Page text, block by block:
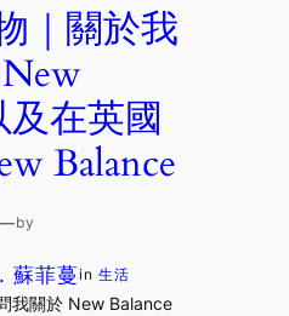
｜關於我
及在英國
Balance
by
蘇菲蔓in生活
我關於 New Balance